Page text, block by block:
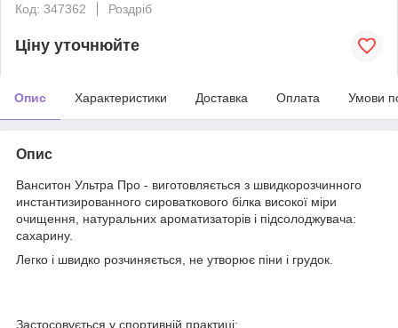
Код: 347362
Роздріб
Ціну уточнюйте
Опис Характеристики Доставка Оплата Умови
Опис
Ванситон Ультра Про - виготовляється з швидкорозчинного
инстантизированного сироваткового білка високої міри
очищення, натуральних ароматизаторів і підсолоджувача:
сахарину.
Легко і швидко розчиняється, не утворює піни і грудок.
Застосовується у спортивній практиці: